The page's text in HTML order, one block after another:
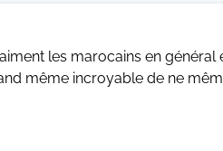
les marocains en
même incroyable de ne